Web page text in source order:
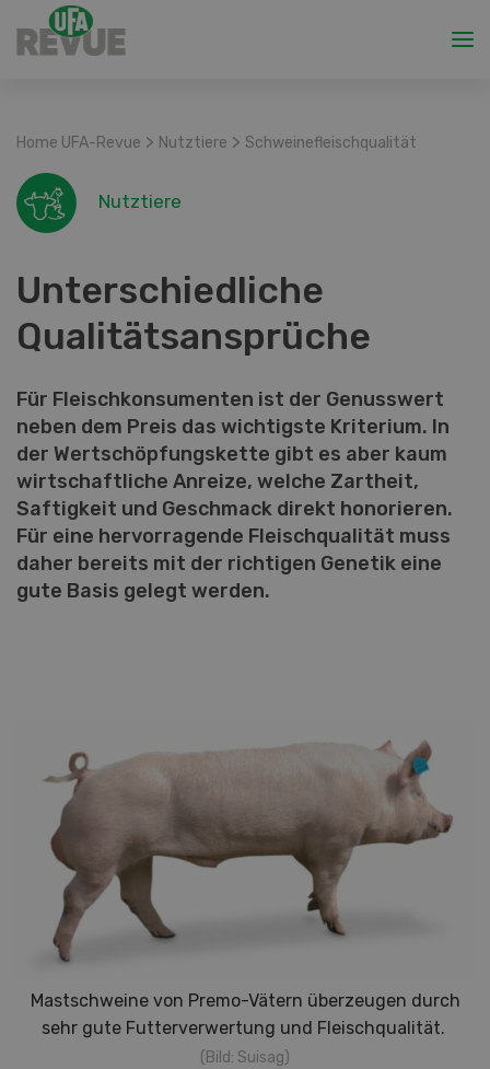
Home UFA-Revue > Nutztiere > Schweinefleischqualität
Nutztiere
Unterschiedliche
Qualitätsansprüche
Für Fleischkonsumenten ist der Genusswert
neben dem Preis das wichtigste Kriterium. In
der Wertschöpfungskette gibt es aber kaum
wirtschaftliche Anreize, welche Zartheit,
Saftigkeit und Geschmack direkt honorieren.
Für eine hervorragende Fleischqualität muss
daher bereits mit der richtigen Genetik eine
gute Basis gelegt werden.
Mastschweine von Premo-Vätern überzeugen durch
sehr gute Futterverwertung und Fleischqualität.
(Bild: Suisag)